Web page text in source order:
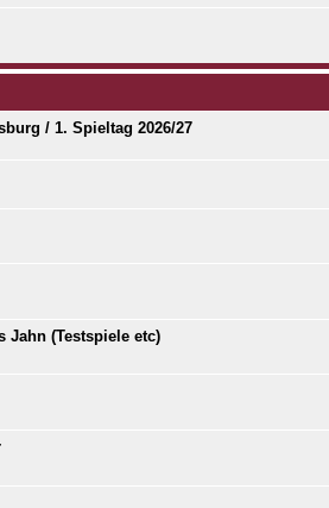
/ 1. Spieltag 2026/27
Jahn (Testspiele etc)